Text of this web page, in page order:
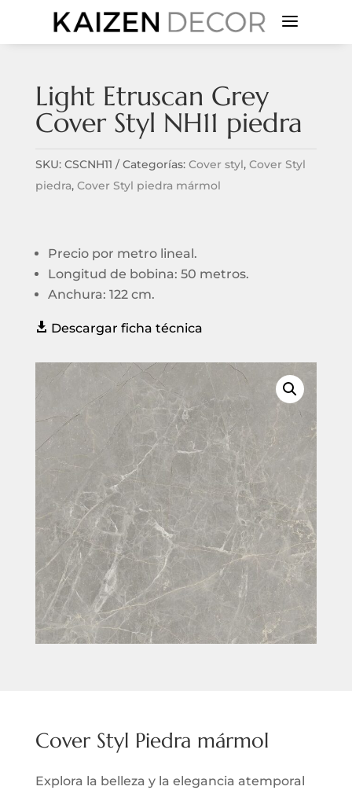
a
Light Etruscan Grey
Cover Styl NH11 piedra
SKU: CSCNH11 Categorías: Cover styl, Cover Styl
piedra, Cover Styl piedra mármol
Precio por metro lineal.
Longitud de bobina: 50 metros.
Anchura: 122 cm.
 Descargar ficha técnica
Cover Styl Piedra mármol
Explora la belleza y la elegancia atemporal